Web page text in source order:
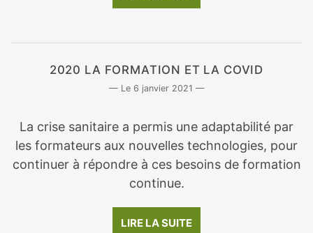
2020 LA FORMATION ET LA COVID
6 janvier 2021
La crise sanitaire a permis une adaptabilité par
les formateurs aux nouvelles technologies, pour
continuer à répondre à ces besoins de formation
continue.
LIRE LA SUITE